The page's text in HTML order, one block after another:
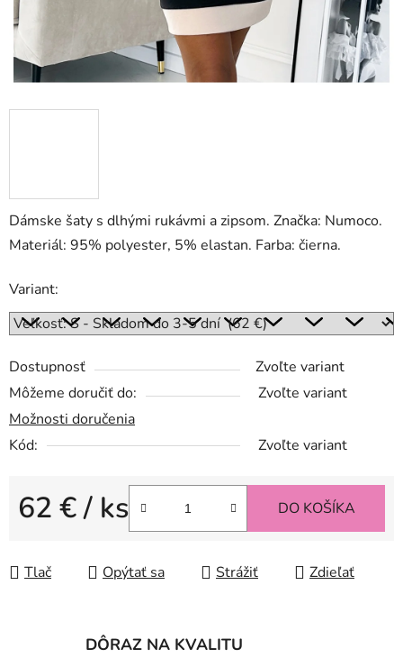
Dámske šaty s dlhými rukávmi a zipsom. Značka: Numoco.
Materiál: 95% polyester, 5% elastan. Farba: čierna.
Variant:
Dostupnosť
Zvoľte variant
Môžeme doručiť do:
Zvoľte variant
Možnosti doručenia
Kód:
Zvoľte variant
62 €/ ks DO KOŠÍKA
Tlač Opýtať sa Strážiť Zdieľať
DÔRAZ NA KVALITU